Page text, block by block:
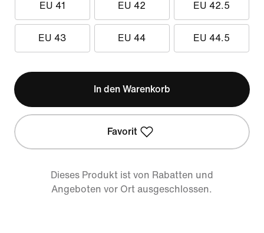
EU 41 EU 42 EU 42.5
EU 43 EU 44 EU 44.5
In den Warenkorb
Favorit
Dieses Produkt ist von Rabatten und
Angeboten vor Ort ausgeschlossen.